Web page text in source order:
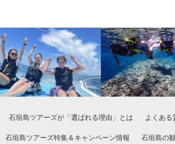
石垣島ツアーズが「選ばれる理由」とは
よくあ
石垣島ツアーズ特集＆キャンペーン情報
石垣島の